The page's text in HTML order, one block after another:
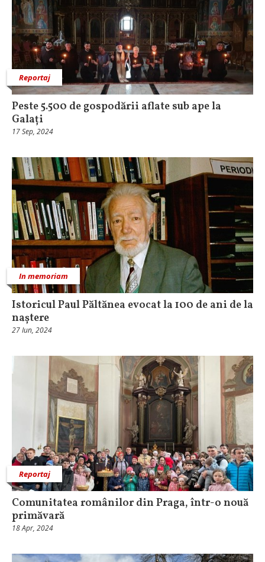
Reportaj
Peste 5.500 de gospodării aflate sub ape la
Galați
17 Sep, 2024
In memoriam
Istoricul Paul Păltănea evocat la 100 de ani de la
naștere
27 Iun, 2024
Reportaj
Comunitatea românilor din Praga, într-o nouă
primăvară
18 Apr, 2024